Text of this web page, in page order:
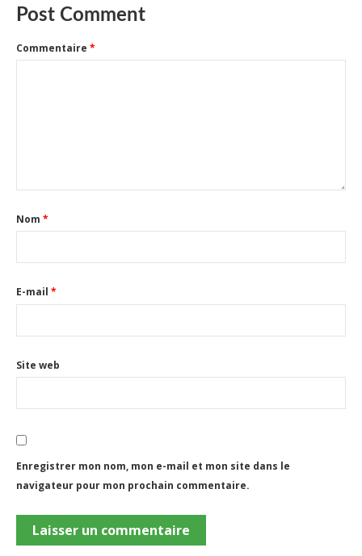
Post Comment
Commentaire *
Nom *
E-mail *
Site web
Enregistrer mon nom, mon e-mail et mon site dans le
navigateur pour mon prochain commentaire.